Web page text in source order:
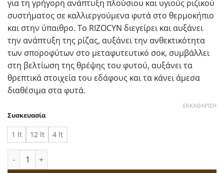
through
95,70 €
για τη γρήγορη ανάπτυξη πλούσιου και υγιούς ριζικού
συστήματος σε καλλιεργούμενα φυτά στο θερμοκήπιο
και στην ύπαιθρο. Το RIZOCYN διεγείρει και αυξάνει
την ανάπτυξη της ρίζας, αυξάνει την ανθεκτικότητα
των σποροφύτων στο μεταφυτευτικό σοκ, συμβάλλει
στη βελτίωση της θρέψης του φυτού, αυξάνει τα
θρεπτικά στοιχεία του εδάφους και τα κάνει άμεσα
διαθέσιμα στα φυτά.
Συσκευασία
1 lt 12 lt 4 lt
ΕΚΚΑΘΆΡΙΣΗ
Rizocyn Φυσικός Βιοδιεγέρτης Ριζοβολίας ποσότητα